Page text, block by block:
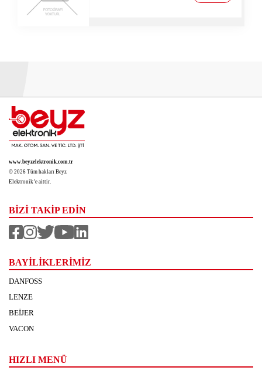
www.beyzelektronik.com.tr
© 2026 Tüm hakları Beyz
Elektronik’e aittir.
BİZİ TAKİP EDİN
BAYİLİKLERİMİZ
DANFOSS
LENZE
BEİJER
VACON
HIZLI MENÜ